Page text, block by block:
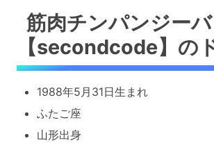
筋肉チンパンジー
【secondcode】の
1988年5月31日生まれ
ふたご座
山形出身